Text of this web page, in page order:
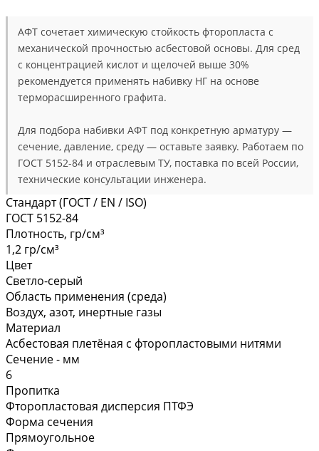
АФТ сочетает химическую стойкость фторопласта с
механической прочностью асбестовой основы. Для сред
с концентрацией кислот и щелочей выше 30%
рекомендуется применять набивку НГ на основе
терморасширенного графита.
Для подбора набивки АФТ под конкретную арматуру —
сечение, давление, среду — оставьте заявку. Работаем по
ГОСТ 5152-84 и отраслевым ТУ, поставка по всей России,
технические консультации инженера.
Стандарт (ГОСТ / EN / ISO)
ГОСТ 5152-84
Плотность, гр/см³
1,2 гр/см³
Цвет
Светло-серый
Область применения (среда)
Воздух, азот, инертные газы
Материал
Асбестовая плетёная с фторопластовыми нитями
Сечение - мм
6
Пропитка
Фторопластовая дисперсия ПТФЭ
Форма сечения
Прямоугольное